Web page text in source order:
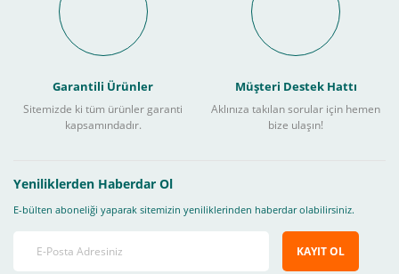
Garantili Ürünler
Sitemizde ki tüm ürünler garanti
kapsamındadır.
Müşteri Destek Hattı
Aklınıza takılan sorular için hemen
bize ulaşın!
Yeniliklerden Haberdar Ol
E-bülten aboneliği yaparak sitemizin yeniliklerinden haberdar olabilirsiniz.
KAYIT OL